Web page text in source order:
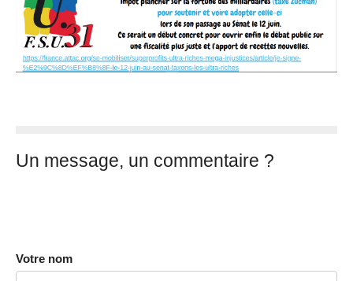
Un message, un commentaire ?
Votre nom